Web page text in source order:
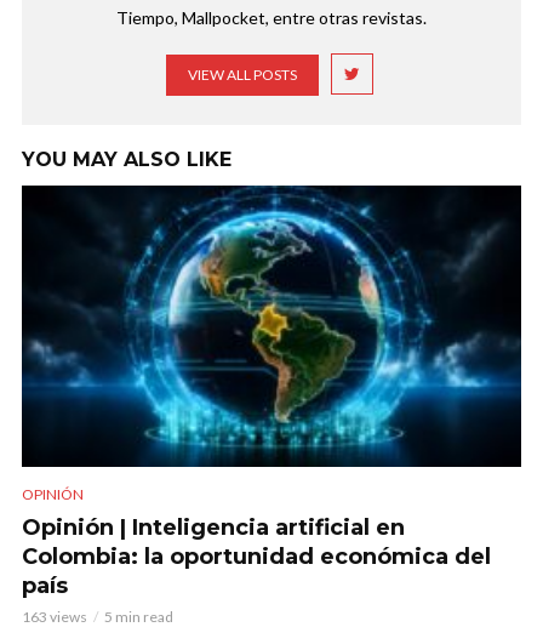
Tiempo, Mallpocket, entre otras revistas.
VIEW ALL POSTS
YOU MAY ALSO LIKE
OPINIÓN
Opinión | Inteligencia artificial en
Colombia: la oportunidad económica del
país
163 views 5 min read